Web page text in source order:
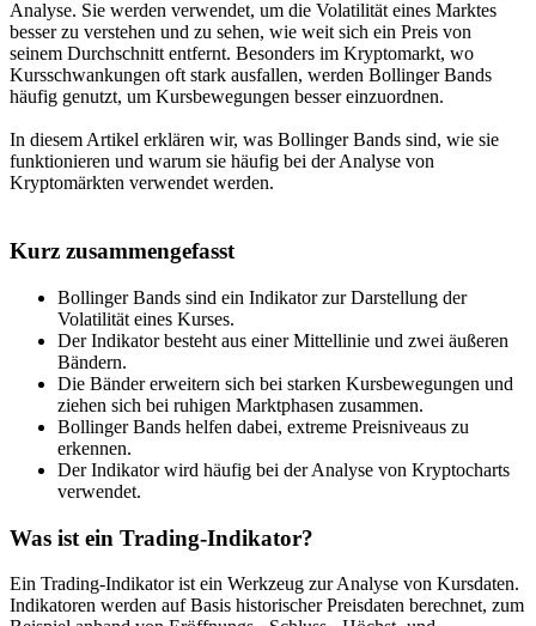
Analyse. Sie werden verwendet, um die Volatilität eines Marktes
besser zu verstehen und zu sehen, wie weit sich ein Preis von
seinem Durchschnitt entfernt. Besonders im Kryptomarkt, wo
Kursschwankungen oft stark ausfallen, werden Bollinger Bands
häufig genutzt, um Kursbewegungen besser einzuordnen.
In diesem Artikel erklären wir, was Bollinger Bands sind, wie sie
funktionieren und warum sie häufig bei der Analyse von
Kryptomärkten verwendet werden.
Kurz zusammengefasst
Bollinger Bands sind ein Indikator zur Darstellung der
Volatilität eines Kurses.
Der Indikator besteht aus einer Mittellinie und zwei äußeren
Bändern.
Die Bänder erweitern sich bei starken Kursbewegungen und
ziehen sich bei ruhigen Marktphasen zusammen.
Bollinger Bands helfen dabei, extreme Preisniveaus zu
erkennen.
Der Indikator wird häufig bei der Analyse von Kryptocharts
verwendet.
Was ist ein Trading-Indikator?
Ein Trading-Indikator ist ein Werkzeug zur Analyse von Kursdaten.
Indikatoren werden auf Basis historischer Preisdaten berechnet, zum